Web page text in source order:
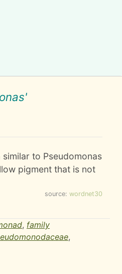
to Pseudomonas
pigment that is not
source: wordnet30
, family
,